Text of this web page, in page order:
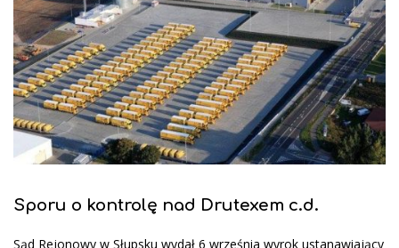
Sporu o kontrolę nad Drutexem c.d.
Sąd Rejonowy w Słupsku wydał 6 września wyrok ustanawiający